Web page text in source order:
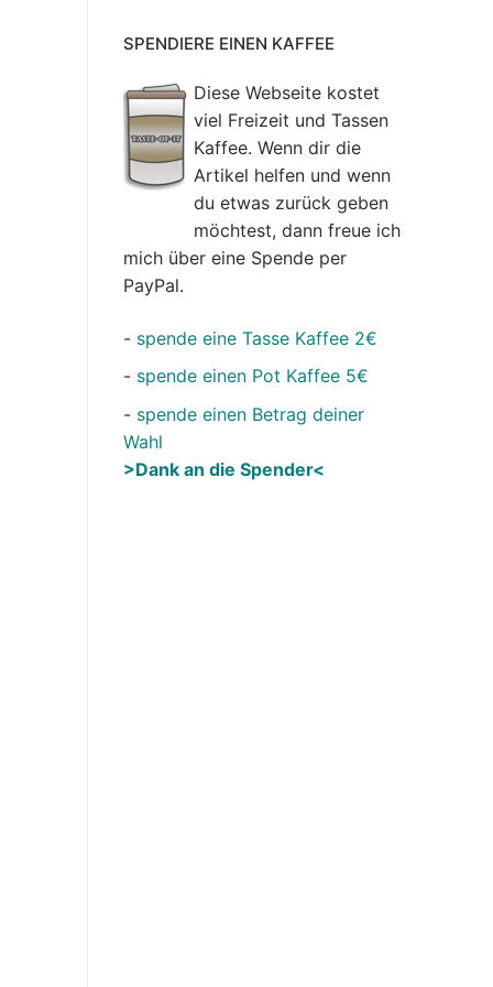
SPENDIERE EINEN KAFFEE
Diese Webseite kostet
viel Freizeit und Tassen
Kaffee. Wenn dir die
Artikel helfen und wenn
du etwas zurück geben
möchtest, dann freue ich
mich über eine Spende per
PayPal.
- spende eine Tasse Kaffee 2€
- spende einen Pot Kaffee 5€
- spende einen Betrag deiner
Wahl
>Dank an die Spender<